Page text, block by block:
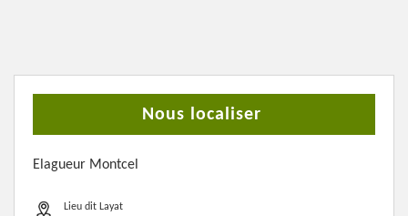
Nous localiser
Elagueur Montcel
Lieu dit Layat